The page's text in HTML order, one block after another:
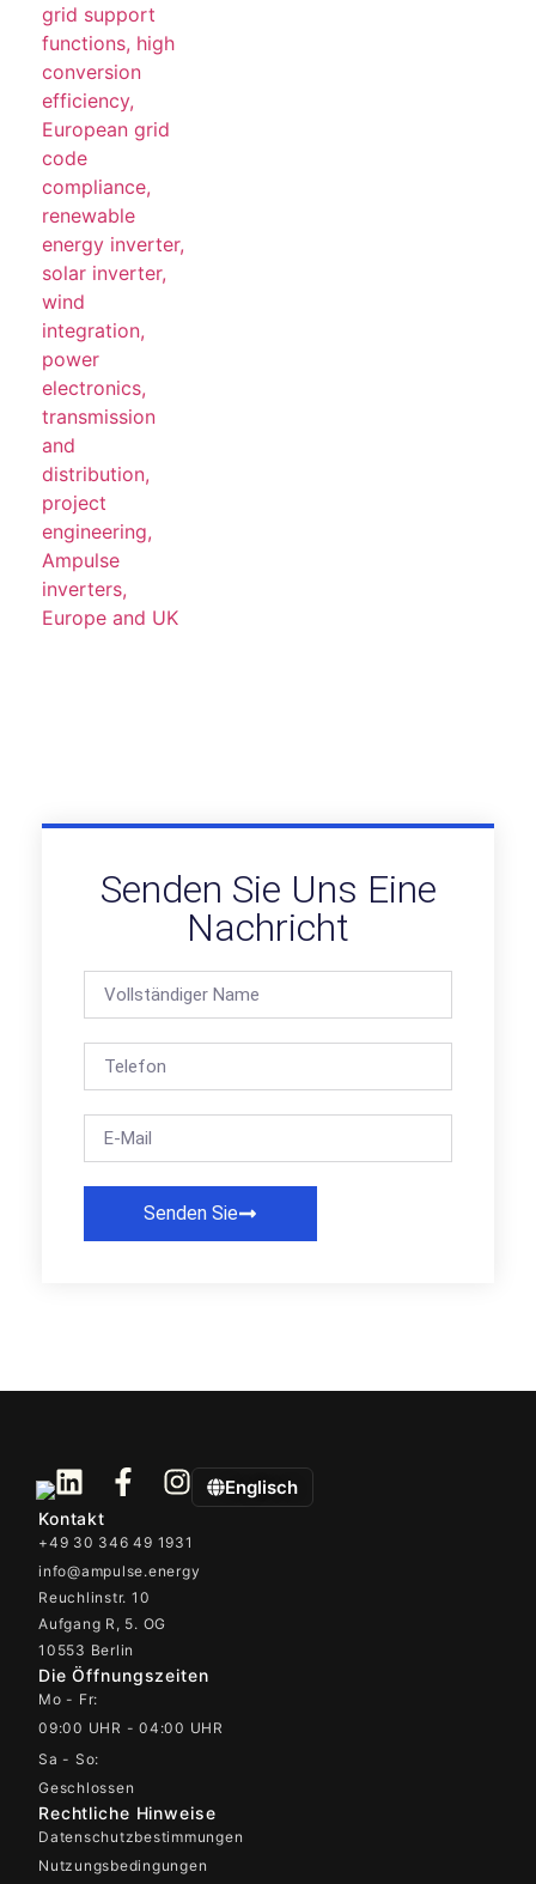
Senden Sie Uns Eine
Nachricht
Senden Sie
Englisch
Kontakt
+49 30 346 49 1931
info@ampulse.energy
Reuchlinstr. 10
Aufgang R, 5. OG
10553 Berlin
Die Öffnungszeiten
Mo - Fr:
09:00 UHR - 04:00 UHR
Sa - So:
Geschlossen
Rechtliche Hinweise
Datenschutzbestimmungen
Nutzungsbedingungen